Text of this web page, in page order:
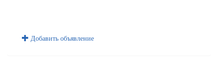
Добавить объявление